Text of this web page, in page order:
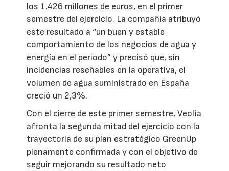
los 1.426 millones de euros, en el primer
semestre del ejercicio. La compañía atribuyó
este resultado a “un buen y estable
comportamiento de los negocios de agua y
energía en el periodo” y precisó que, sin
incidencias reseñables en la operativa, el
volumen de agua suministrado en España
creció un 2,3%.
Con el cierre de este primer semestre, Veolia
afronta la segunda mitad del ejercicio con la
trayectoria de su plan estratégico GreenUp
plenamente confirmada y con el objetivo de
seguir mejorando su resultado neto